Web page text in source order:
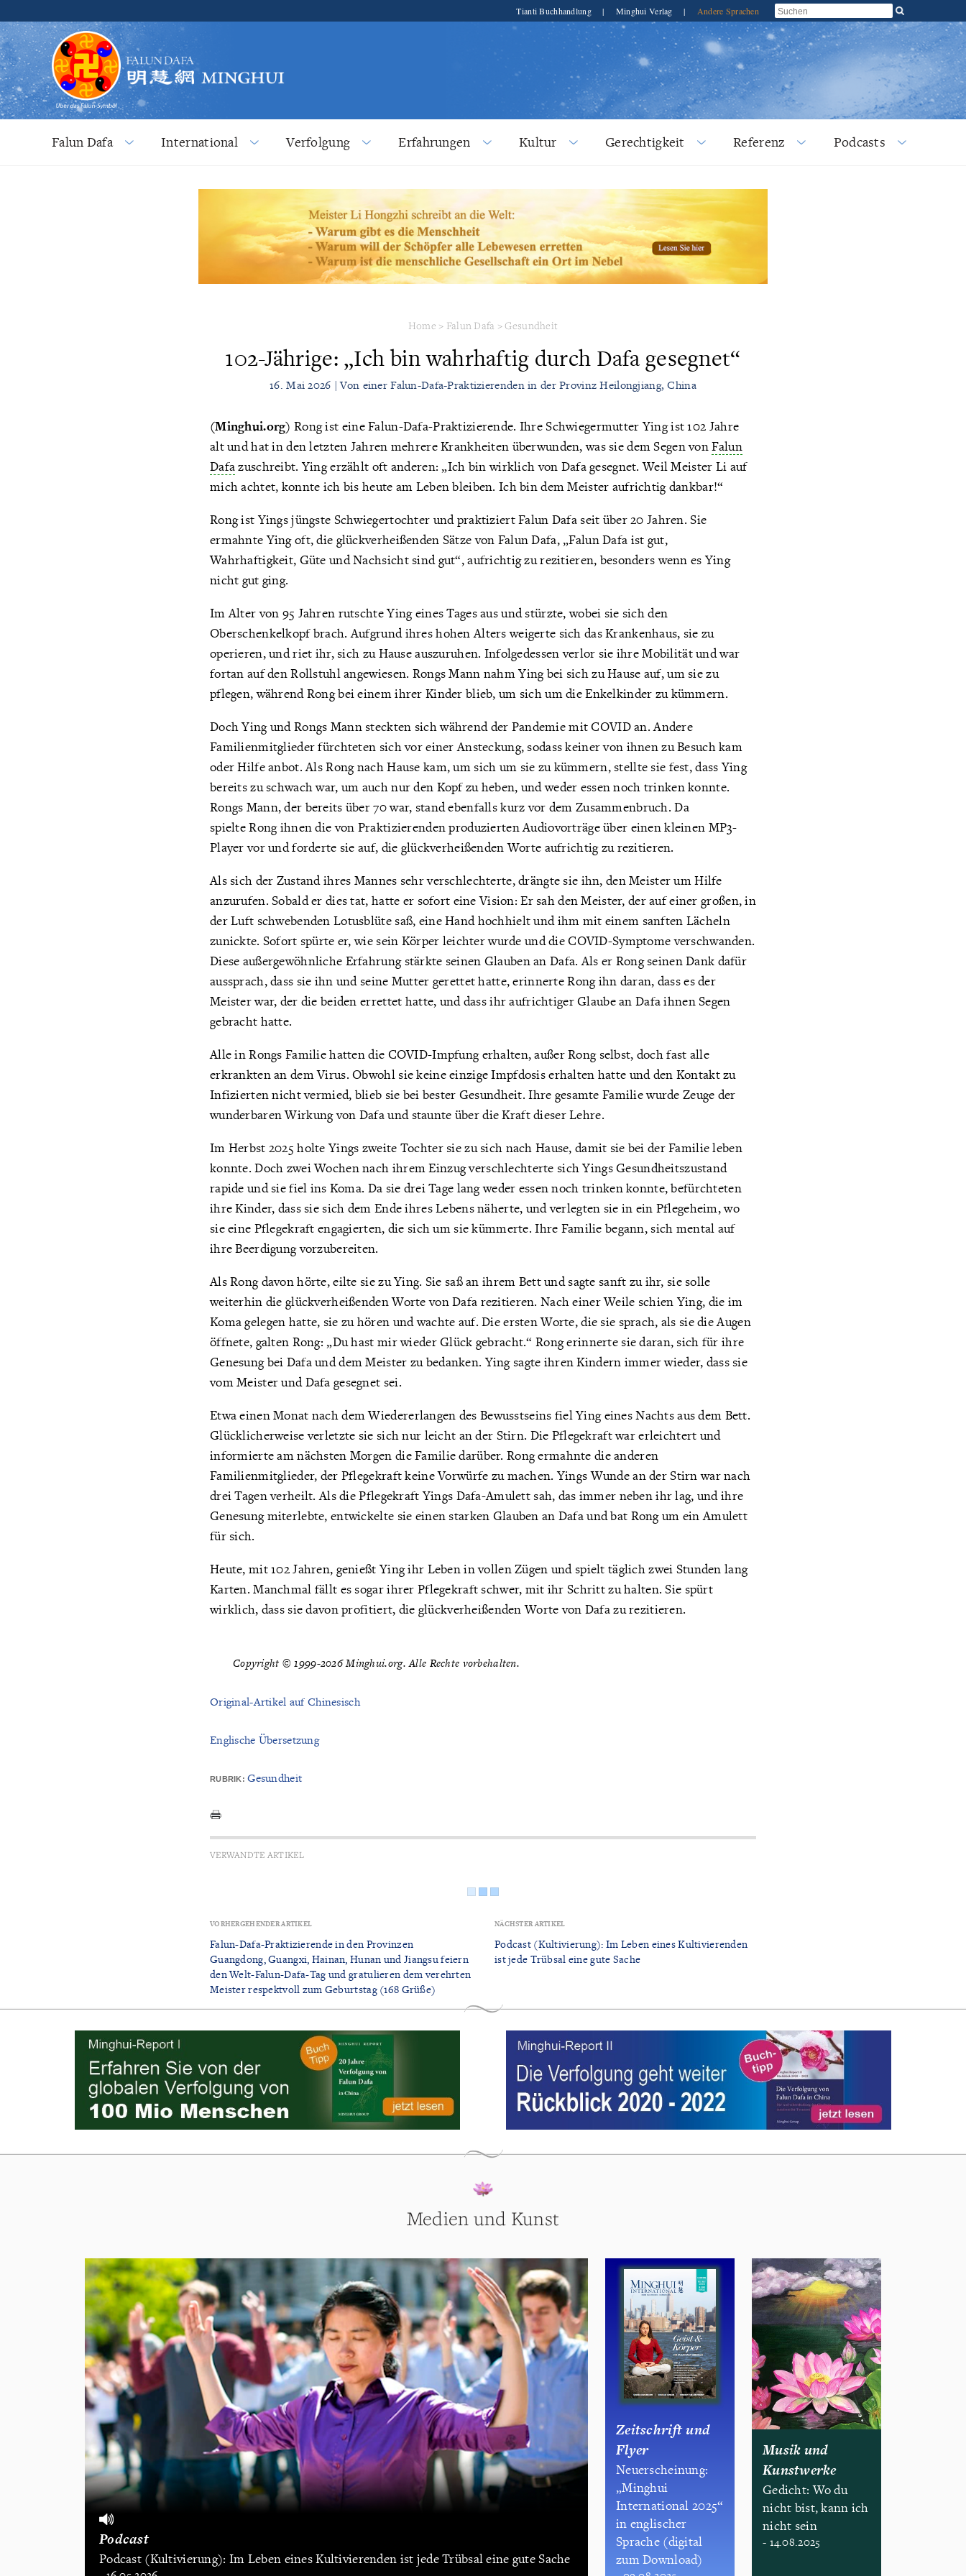
Tianti Buchhandlung | Minghui Verlag | Andere Sprachen
Falun Dafa International Verfolgung Erfahrungen Kultur Gerechtigkeit Referenz Podcasts
Home > Falun Dafa >Gesundheit
102-Jährige: „Ich bin wahrhaftig durch Dafa gesegnet“
16. Mai 2026 | Von einer Falun-Dafa-Praktizierenden in der Provinz Heilongjiang, China
(Minghui.org)Rong ist eine Falun-Dafa-Praktizierende. Ihre Schwiegermutter Ying ist 102 Jahre
alt und hat in den letzten Jahren mehrere Krankheiten überwunden, was sie dem Segen vonFalun
Dafazuschreibt. Ying erzählt oft anderen: „Ich bin wirklich von Dafa gesegnet. Weil Meister Li auf
mich achtet, konnte ich bis heute am Leben bleiben. Ich bin dem Meister aufrichtig dankbar!“
Rong ist Yings jüngste Schwiegertochter und praktiziert Falun Dafa seit über 20 Jahren. Sie
ermahnte Ying oft, die glückverheißenden Sätze von Falun Dafa, „Falun Dafa ist gut,
Wahrhaftigkeit, Güte und Nachsicht sind gut“, aufrichtig zu rezitieren, besonders wenn es Ying
nicht gut ging.
Im Alter von 95 Jahren rutschte Ying eines Tages aus und stürzte, wobei sie sich den
Oberschenkelkopf brach. Aufgrund ihres hohen Alters weigerte sich das Krankenhaus, sie zu
operieren, und riet ihr, sich zu Hause auszuruhen. Infolgedessen verlor sie ihre Mobilität und war
fortan auf den Rollstuhl angewiesen. Rongs Mann nahm Ying bei sich zu Hause auf, um sie zu
pflegen, während Rong bei einem ihrer Kinder blieb, um sich um die Enkelkinder zu kümmern.
Doch Ying und Rongs Mann steckten sich während der Pandemie mit COVID an. Andere
Familienmitglieder fürchteten sich vor einer Ansteckung, sodass keiner von ihnen zu Besuch kam
oder Hilfe anbot. Als Rong nach Hause kam, um sich um sie zu kümmern, stellte sie fest, dass Ying
bereits zu schwach war, um auch nur den Kopf zu heben, und weder essen noch trinken konnte.
Rongs Mann, der bereits über 70 war, stand ebenfalls kurz vor dem Zusammenbruch. Da
spielte Rong ihnen die von Praktizierenden produzierten Audiovorträge über einen kleinen MP3-
Player vor und forderte sie auf, die glückverheißenden Worte aufrichtig zu rezitieren.
Als sich der Zustand ihres Mannes sehr verschlechterte, drängte sie ihn, den Meister um Hilfe
anzurufen. Sobald er dies tat, hatte er sofort eine Vision: Er sah den Meister, der auf einer großen, in
der Luft schwebenden Lotusblüte saß, eine Hand hochhielt und ihm mit einem sanften Lächeln
zunickte. Sofort spürte er, wie sein Körper leichter wurde und die COVID-Symptome verschwanden.
Diese außergewöhnliche Erfahrung stärkte seinen Glauben an Dafa. Als er Rong seinen Dank dafür
aussprach, dass sie ihn und seine Mutter gerettet hatte, erinnerte Rong ihn daran, dass es der
Meister war, der die beiden errettet hatte, und dass ihr aufrichtiger Glaube an Dafa ihnen Segen
gebracht hatte.
Alle in Rongs Familie hatten die COVID-Impfung erhalten, außer Rong selbst, doch fast alle
erkrankten an dem Virus. Obwohl sie keine einzige Impfdosis erhalten hatte und den Kontakt zu
Infizierten nicht vermied, blieb sie bei bester Gesundheit. Ihre gesamte Familie wurde Zeuge der
wunderbaren Wirkung von Dafa und staunte über die Kraft dieser Lehre.
Im Herbst 2025 holte Yings zweite Tochter sie zu sich nach Hause, damit sie bei der Familie leben
konnte. Doch zwei Wochen nach ihrem Einzug verschlechterte sich Yings Gesundheitszustand
rapide und sie fiel ins Koma. Da sie drei Tage lang weder essen noch trinken konnte, befürchteten
ihre Kinder, dass sie sich dem Ende ihres Lebens näherte, und verlegten sie in ein Pflegeheim, wo
sie eine Pflegekraft engagierten, die sich um sie kümmerte. Ihre Familie begann, sich mental auf
ihre Beerdigung vorzubereiten.
Als Rong davon hörte, eilte sie zu Ying. Sie saß an ihrem Bett und sagte sanft zu ihr, sie solle
weiterhin die glückverheißenden Worte von Dafa rezitieren. Nach einer Weile schien Ying, die im
Koma gelegen hatte, sie zu hören und wachte auf. Die ersten Worte, die sie sprach, als sie die Augen
öffnete, galten Rong: „Du hast mir wieder Glück gebracht.“ Rong erinnerte sie daran, sich für ihre
Genesung bei Dafa und dem Meister zu bedanken. Ying sagte ihren Kindern immer wieder, dass sie
vom Meister und Dafa gesegnet sei.
Etwa einen Monat nach dem Wiedererlangen des Bewusstseins fiel Ying eines Nachts aus dem Bett.
Glücklicherweise verletzte sie sich nur leicht an der Stirn. Die Pflegekraft war erleichtert und
informierte am nächsten Morgen die Familie darüber. Rong ermahnte die anderen
Familienmitglieder, der Pflegekraft keine Vorwürfe zu machen. Yings Wunde an der Stirn war nach
drei Tagen verheilt. Als die Pflegekraft Yings Dafa-Amulett sah, das immer neben ihr lag, und ihre
Genesung miterlebte, entwickelte sie einen starken Glauben an Dafa und bat Rong um ein Amulett
für sich.
Heute, mit 102 Jahren, genießt Ying ihr Leben in vollen Zügen und spielt täglich zwei Stunden lang
Karten. Manchmal fällt es sogar ihrer Pflegekraft schwer, mit ihr Schritt zu halten. Sie spürt
wirklich, dass sie davon profitiert, die glückverheißenden Worte von Dafa zu rezitieren.
Copyright © 1999-2026 Minghui.org. Alle Rechte vorbehalten.
Original-Artikel auf Chinesisch
Englische Übersetzung
RUBRIK:Gesundheit
VERWANDTE ARTIKEL
VORHERGEHENDER ARTIKEL
Falun-Dafa-Praktizierende in den Provinzen
Guangdong, Guangxi, Hainan, Hunan und Jiangsu feiern
den Welt-Falun-Dafa-Tag und gratulieren dem verehrten
Meister respektvoll zum Geburtstag (168 Grüße)
NÄCHSTER ARTIKEL
Podcast (Kultivierung): Im Leben eines Kultivierenden
ist jede Trübsal eine gute Sache
Medien und Kunst
Podcast
Podcast (Kultivierung): Im Leben eines Kultivierenden ist jede Trübsal eine gute Sache
Zeitschrift und
Flyer
Neuerscheinung:
„Minghui
International 2025“
in englischer
Sprache (digital
zum Download)
Musik und
Kunstwerke
Gedicht: Wo du
nicht bist, kann ich
nicht sein
- 14.08.2025